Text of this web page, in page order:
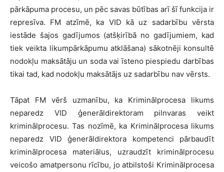
pārkāpuma procesu, un pēc savas būtības arī šī funkcija ir
represīva. FM atzīmē, ka VID kā uz sadarbību vērsta
iestāde šajos gadījumos (atšķirībā no gadījumiem, kad
tiek veikta likumpārkāpumu atklāšana) sākotnēji konsultē
nodokļu maksātāju un soda vai īsteno piespiedu darbības
tikai tad, kad nodokļu maksātājs uz sadarbību nav vērsts.
Tāpat FM vērš uzmanību, ka Kriminālprocesa likums
neparedz VID ģenerāldirektoram pilnvaras veikt
kriminālprocesu. Tas nozīmē, ka Kriminālprocesa likums
neparedz VID ģenerāldirektora kompetenci pārbaudīt
kriminālprocesa materiālus, uzraudzīt kriminālprocesu
veicošo amatpersonu rīcību, jo atbilstoši Kriminālprocesa